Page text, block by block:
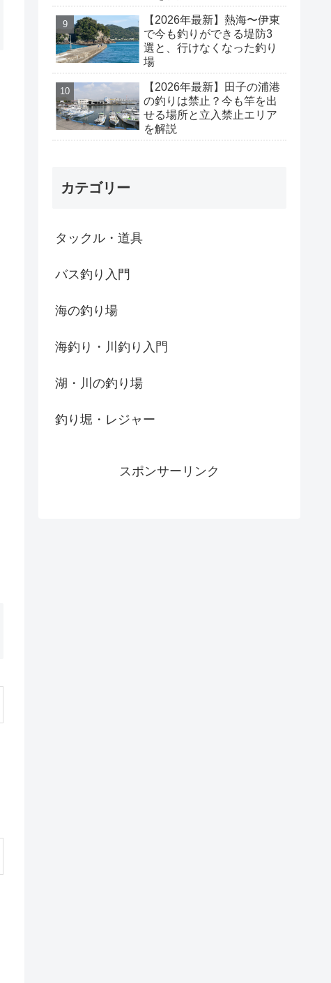
【2026年最新】熱海〜伊東
で今も釣りができる堤防3
選と、行けなくなった釣り
場
【2026年最新】田子の浦港
の釣りは禁止？今も竿を出
せる場所と立入禁止エリア
を解説
カテゴリー
タックル・道具
バス釣り入門
海の釣り場
海釣り・川釣り入門
湖・川の釣り場
釣り堀・レジャー
スポンサーリンク